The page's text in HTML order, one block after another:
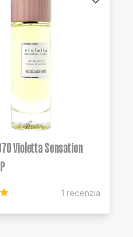
Violetta Sensation
1 recenzia